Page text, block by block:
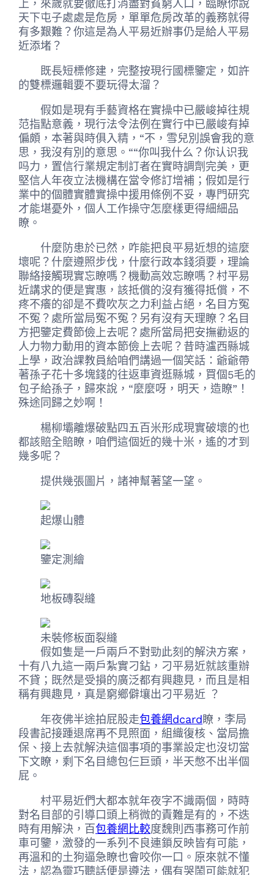
上，來歲就要徹底打消盡對貧窮人口，臨瞭你說
天下屯子處處是危房，單單危房改革的義務就得
有多艱難？你這是為人平易近辦事仍是給人平易
近添堵？
既長短標修建，完整按現行國標鑒定，如許
的雙標邏輯要不要玩得太溜？
假如是現有手藝資格在實操中已嚴峻掉往規
范指點意義，現行法令法例在實行中已嚴峻有掉
偏頗，本著與時俱入精，“不，雪兒別誤會我的意
思，我沒有別的意思。““你叫我什么？你认识我
吗力，置信行業規定制訂者在實時調劑完美，更
堅信人年夜立法機構在當令修訂增補；假如是行
業中的個體實體實操中援用條例不妥，專門研究
才能堪憂外，個人工作操守怎麼樣更得細細品
瞭。
什麼防患於已然，咋能把良平易近想的這麼
壞呢？什麼遵照步伐，什麼行政本錢須要，理論
聯絡接觸現實忘瞭嗎？機動高效忘瞭嗎？村平易
近講求的便是實惠，該抵償的沒有獲得抵償，不
疼不癢的卻是不費吹灰之力利益占絕，名目方冤
不冤？處所當局冤不冤？另有沒有天理瞭？名目
方把鑒定費節儉上去呢？處所當局把安撫勸返的
人力物力動用的資本節儉上去呢？昔時瀘西縣城
上學，政治課教員給咱們講過一個笑話：爺爺帶
著孫子花十多塊錢的往返車資逛縣城，買個5毛的
包子給孫子，歸來說，“麼麼呀，明天，造瞭”！
殊途同歸之妙啊！
楊柳壩離爆破點四五百米形成現實破壞的也
都該賠全賠瞭，咱們這個近的幾十米，遙的才到
幾多呢？
提供幾張圖片，諸神幫著望一望。
起爆山體
鑒定測繪
地板磚裂縫
未裝修板面裂縫
假如隻是一戶兩戶不對勁此刻的解決方案，
十有八九這一兩戶紮實刁鉆，刁平易近就該重辦
不貸；既然是受損的廣泛都有興趣見，而且是相
稱有興趣見，真是窮鄉僻壤出刁平易近 ？
年夜佛半途拍屁股走包養網dcard瞭，李局
段書記接踵退席再不見照面，組織復核、當局擔
保、接上去就解決這個事項的事業設定也沒切當
下文瞭，剩下名目總包仨巨頭，半天憋不出半個
屁。
村平易近們大都本就年夜字不識兩個，時時
對名目部的引導口頭上稍微的責難是有的，不迭
時有用解決，百包養網比較度魏則西事務可作前
車可鑒，激發的一系列不良連鎖反映皆有可能，
再溫和的土狗逼急瞭也會咬你一口。原來就不懂
法，認為靈巧聽話便是遵法，偶有哭鬧可能就犯